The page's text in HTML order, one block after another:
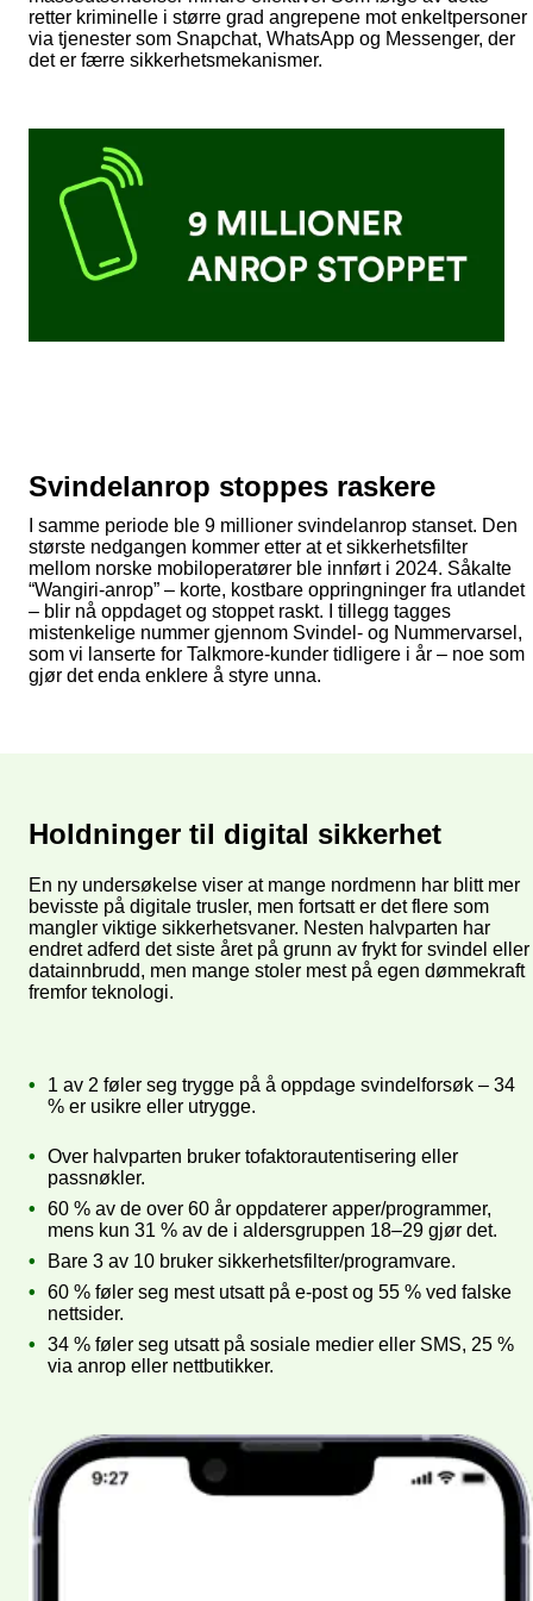
retter kriminelle i større grad angrepene mot enkeltpersoner
via tjenester som Snapchat, WhatsApp og Messenger, der
det er færre sikkerhetsmekanismer.
Svindelanrop stoppes raskere
I samme periode ble 9 millioner svindelanrop stanset. Den
største nedgangen kommer etter at et sikkerhetsfilter
mellom norske mobiloperatører ble innført i 2024. Såkalte
“Wangiri-anrop” – korte, kostbare oppringninger fra utlandet
– blir nå oppdaget og stoppet raskt. I tillegg tagges
mistenkelige nummer gjennom Svindel- og Nummervarsel,
som vi lanserte for Talkmore-kunder tidligere i år – noe som
gjør det enda enklere å styre unna.
Holdninger til digital sikkerhet
En ny undersøkelse viser at mange nordmenn har blitt mer
bevisste på digitale trusler, men fortsatt er det flere som
mangler viktige sikkerhetsvaner. Nesten halvparten har
endret adferd det siste året på grunn av frykt for svindel eller
datainnbrudd, men mange stoler mest på egen dømmekraft
fremfor teknologi.
1 av 2 føler seg trygge på å oppdage svindelforsøk – 34
% er usikre eller utrygge.
Over halvparten bruker tofaktorautentisering eller
passnøkler.
60 % av de over 60 år oppdaterer apper/programmer,
mens kun 31 % av de i aldersgruppen 18–29 gjør det.
Bare 3 av 10 bruker sikkerhetsfilter/programvare.
60 % føler seg mest utsatt på e-post og 55 % ved falske
nettsider.
34 % føler seg utsatt på sosiale medier eller SMS, 25 %
via anrop eller nettbutikker.